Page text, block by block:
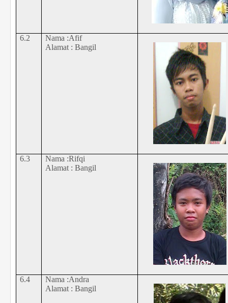
6.2
Nama :Afif
Alamat : Bangil
6.3
Nama :Rifqi
Alamat : Bangil
6.4
Nama :Andra
Alamat : Bangil